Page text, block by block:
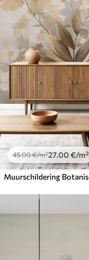
45.00€/m²27.00 €/m²